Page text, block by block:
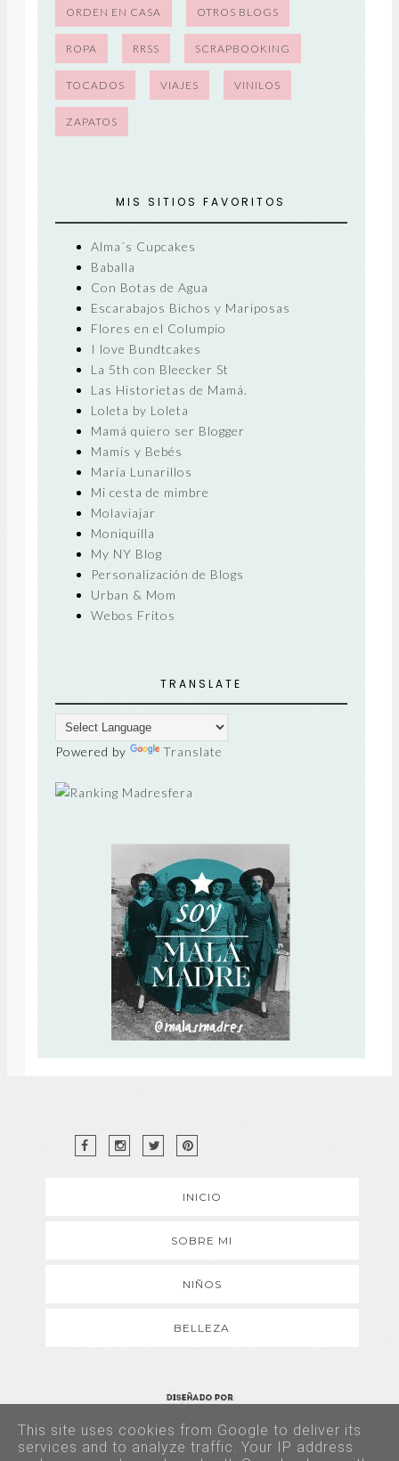
ORDEN EN CASA OTROS BLOGS
ROPA RRSS SCRAPBOOKING
TOCADOS VIAJES VINILOS
ZAPATOS
MIS SITIOS FAVORITOS
Alma´s Cupcakes
Baballa
Con Botas de Agua
Escarabajos Bichos y Mariposas
Flores en el Columpio
I love Bundtcakes
La 5th con Bleecker St
Las Historietas de Mamá.
Loleta by Loleta
Mamá quiero ser Blogger
Mamis y Bebés
María Lunarillos
Mi cesta de mimbre
Molaviajar
Moniquilla
My NY Blog
Personalización de Blogs
Urban & Mom
Webos Fritos
TRANSLATE
Powered by Translate
INICIO
SOBRE MI
NIÑOS
BELLEZA
Copyright © 2017 - Todos los derechos reservados
This site uses cookies from Google to deliver its
services and to analyze traffic. Your IP address